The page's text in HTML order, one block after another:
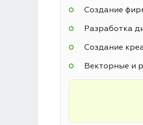
Создание
Разработка
Создание
Векторные и